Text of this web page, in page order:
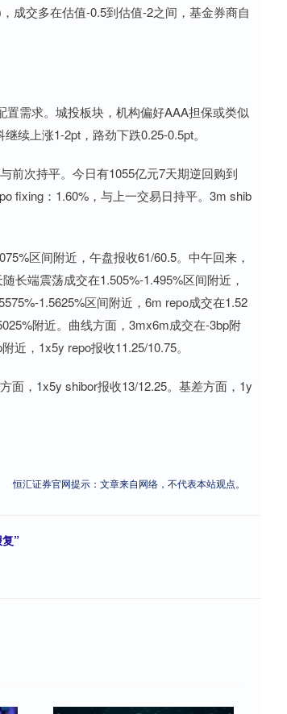
交多在估值-0.5到估值-2之间，基金券商自
需求。城投板块，机构偏好AAA担保或类似
续上涨1-2pt，路劲下跌0.25-0.5pt。
次持平。今日有1055亿元7天期逆回购到
fixing：1.60%，与上一交易日持平。3m shib
区间附近，午盘报收61/60.5。中午回来，
长端震荡成交在1.505%-1.495%区间附近，
1.5625%区间附近，6m repo成交在1.52
附近。曲线方面，3mx6m成交在-3bp附
近，1x5y repo报收11.25/10.75。
，1x5y shibor报收13/12.25。基差方面，1y
恒汇证券官网提示：文章来自网络，不代表本站观点。
”